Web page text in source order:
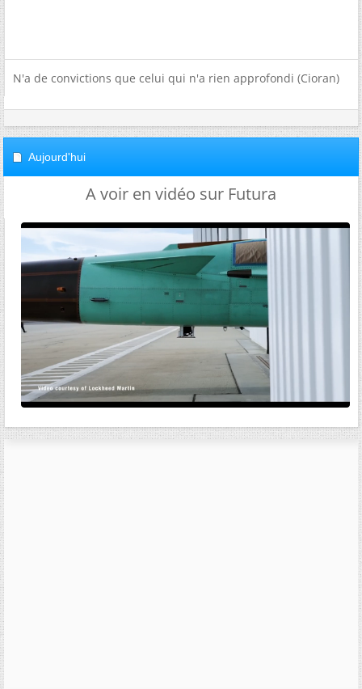
N'a de convictions que celui qui n'a rien approfondi (Cioran)
Aujourd'hui
A voir en vidéo sur Futura